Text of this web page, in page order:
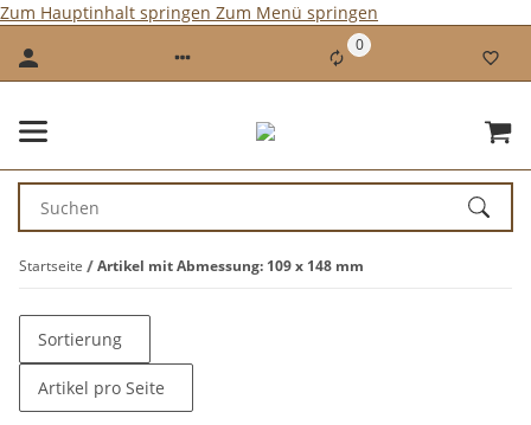
Zum Hauptinhalt springen Zum Menü springen
0
Startseite Artikel mit Abmessung: 109 x 148 mm
Sortierung
Artikel pro Seite